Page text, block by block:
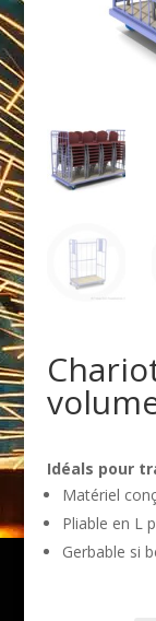
Idéals pour
Matériel
Pliable en L
Gerbable si